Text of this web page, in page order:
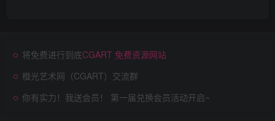
将免费进行到底CGART 免费资源网站
橙光艺术网（CGART）交流群
你有实力！我送会员！ 第一届兑换会员活动开启~